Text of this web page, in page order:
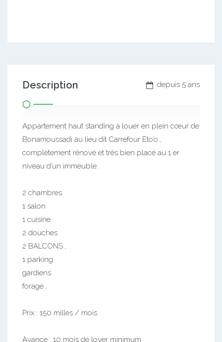
depuis 5 ans
Description
Appartement haut standing à louer en plein cœur de
Bonamoussadi au lieu dit Carrefour Eto’o ,
complètement rénové et très bien placé au 1 er
niveau d’un immeuble.
2 chambres
1 salon
1 cuisine
2 douches
2 BALCONS ,
1 parking
gardiens
forage ,
Prix : 150 milles / mois
Avance : 10 mois de loyer minimum.